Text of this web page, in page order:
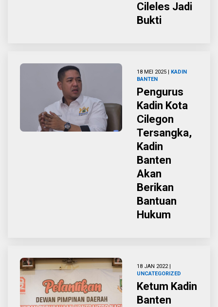
Cileles Jadi
Bukti
18 MEI 2025 | KADIN
BANTEN
Pengurus
Kadin Kota
Cilegon
Tersangka,
Kadin
Banten
Akan
Berikan
Bantuan
Hukum
18 JAN 2022 |
UNCATEGORIZED
Ketum Kadin
Banten